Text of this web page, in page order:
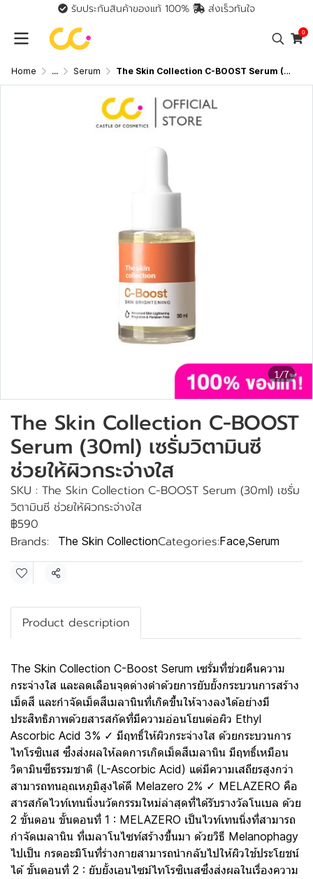
รับประกันสินค้าของแท้ 100% ส่งเร็วทันใจ
0
Home ... Serum The Skin Collection C-BOOST Serum (30ml) เซรั่มวิตามินซี ช่วยให้ผิวกระจ่างใส
1/7
The Skin Collection C-BOOST
Serum (30ml) เซรั่มวิตามินซี
ช่วยให้ผิวกระจ่างใส
SKU : The Skin Collection C-BOOST Serum (30ml) เซรั่ม
วิตามินซี ช่วยให้ผิวกระจ่างใส
฿590
Brands:
The Skin CollectionCategories:Face,Serum
Share
Product description
The Skin Collection C-Boost Serum เซรั่มที่ช่วยคืนความ
กระจ่างใส และลดเลือนจุดด่างดำด้วยการยับยั้งกระบวนการสร้าง
เม็ดสี และกำจัดเม็ดสีเมลานินที่เกิดขึ้นให้จางลงได้อย่างมี
ประสิทธิภาพด้วยสารสกัดที่มีความอ่อนโยนต่อผิว Ethyl
Ascorbic Acid 3% ✓ มีฤทธิ์ให้ผิวกระจ่างใส ด้วยกระบวนการ
ไทโรซิเนส ซึ่งส่งผลให้ลดการเกิดเม็ดสีเมลานิน มีฤทธิ์เหมือน
วิตามินซีธรรมชาติ (L-Ascorbic Acid) แต่มีความเสถียรสูงกว่า
สามารถทนอุณหภูมิสูงได้ดี Melazero 2% ✓ MELAZERO คือ
สารสกัดไวท์เทนนิ่งนวัตกรรมใหม่ล่าสุดที่ได้รับรางวัลโนเบล ด้วย
2 ขั้นตอน ขั้นตอนที่ 1 : MELAZERO เป็นไวท์เทนนิ่งที่สามารถ
กำจัดเมลานิน ที่เมลาโนไซท์สร้างขึ้นมา ด้วยวิธี Melanophagy
ไปเป็น กรดอะมิโนที่ร่างกายสามารถนำกลับไปให้ผิวใช้ประโยชน์
ได้ ขั้นตอนที่ 2 : ยับยั้งเอนไซม์ไทโรซิเนสซึ่งส่งผลในเรื่องความ